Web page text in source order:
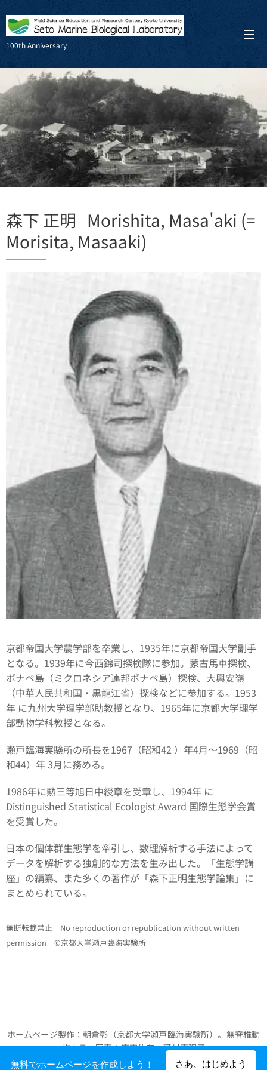
100th Anniversary
森下 正明 Morishita, Masa'aki (=
Morisita, Masaaki)
京都帝国大学農学部を卒業し、1935年に京都帝国大学副手
となる。1939年に今西錦司探検隊に参加。蒙古馬車探検、
ポナペ島（ミクロネシア連邦ポナペ島）探検、大興安嶺
（中華人民共和国・黒龍江省）探検などに参加する。1953
年 に九州大学理学部助教授となり、1965年に京都大学理学
部動物学科教授となる。
瀬戸臨海実験所の所長を1967（昭和42 ）年4月～1969（昭
和44）年 3月に務める。
1986年に勲三等旭日中綬章を受章し、1994年 に
Distinguished Statistical Ecologist Award 国際生態学会賞
を受賞した。
日本の個体群生態学を牽引し、数理解析する手法によって
データを解析する独創的な方法を生み出した。「生態学講
座」の編纂、また多くの著作が「森下正明生態学論集」に
まとめられている。
無断転載禁止 No reproduction or republication without written
permission ©京都大学瀬戸臨海実験所
ホームページ製作：朝倉彰（京都大学瀬戸臨海実験所）。無脊椎動
物カラー写真：座安佑奈・河村真理子
Powered byWebnode
無料でホームページを作成しよう！ さあ、はじめよう